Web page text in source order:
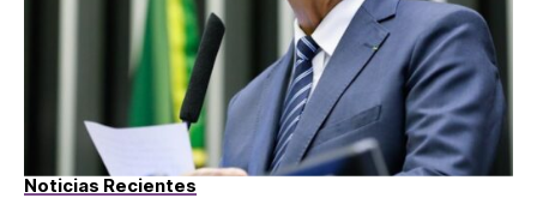
Noticias Recientes